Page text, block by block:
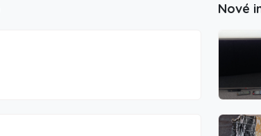
Nové